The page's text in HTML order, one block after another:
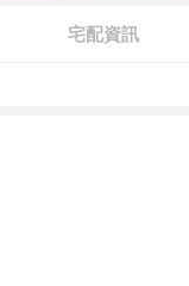
宅配資訊